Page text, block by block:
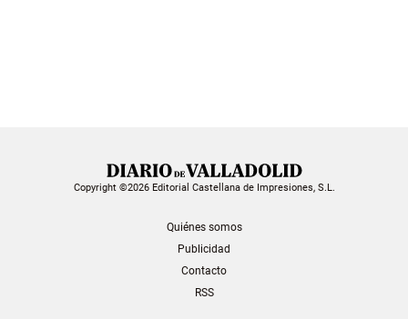
Copyright ©2026 Editorial Castellana de Impresiones, S.L.
Quiénes somos
Publicidad
Contacto
RSS